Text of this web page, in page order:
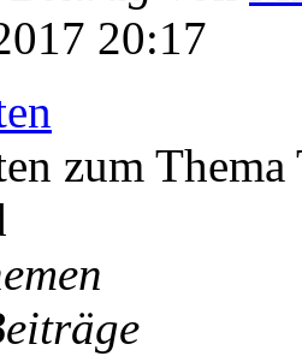
20:17
zum